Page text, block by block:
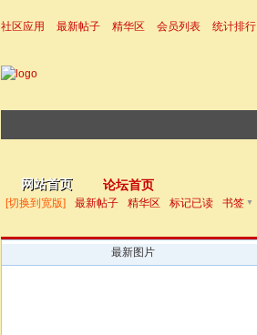
社区应用
最新帖子 精华区 会员列表 统计排行
网站首页 论坛首页
[切换到宽版] 最新帖子 精华区 标记已读 书签 ▼
最新图片